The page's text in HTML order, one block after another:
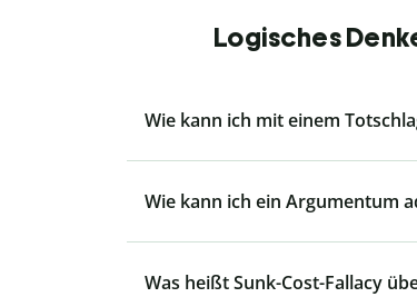
Logisches
Wie kann ich mit einem
Wie kann ich ein Argumentum
Was heißt Sunk-Cost-Fallacy